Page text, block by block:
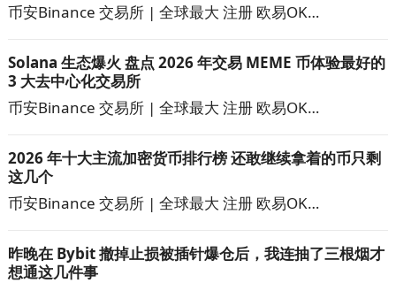
币安Binance 交易所 | 全球最大 注册 欧易OK…
Solana 生态爆火 盘点 2026 年交易 MEME 币体验最好的
3 大去中心化交易所
币安Binance 交易所 | 全球最大 注册 欧易OK…
2026 年十大主流加密货币排行榜 还敢继续拿着的币只剩
这几个
币安Binance 交易所 | 全球最大 注册 欧易OK…
昨晚在 Bybit 撤掉止损被插针爆仓后，我连抽了三根烟才
想通这几件事